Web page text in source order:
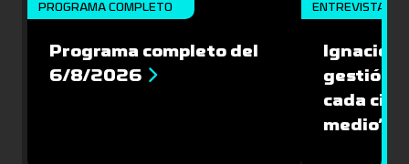
PROGRAMA COMPLETO
Programa completo del
6/8/2026
ENTREVISTA
Ignacio
gestión
cada
medio”